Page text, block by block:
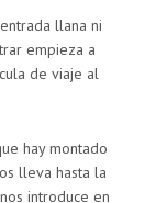
llana ni
empieza a
de viaje al
hay montado
lleva hasta la
introduce en